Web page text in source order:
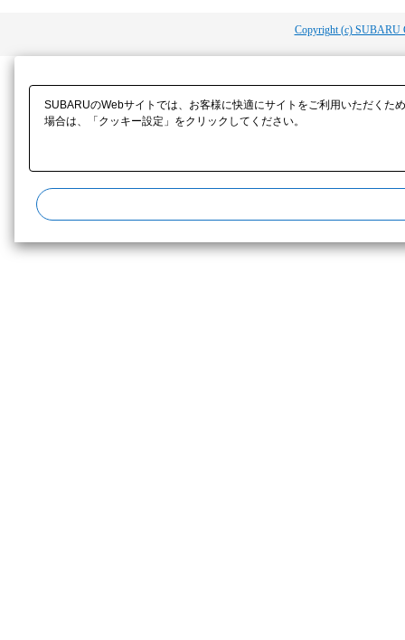
Copyright (c) SUBARU
SUBARUのWebサイトでは、お客様に快適にサイトをご利用いただく
場合は、「クッキー設定」をクリックしてください。​